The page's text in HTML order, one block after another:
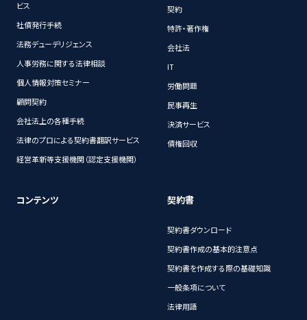
ビス
社債発行手続
法務デューデリジェンス
人事労務に関する法律相談
個人情報対策セミナー
顧問契約
会社法上の各種手続
法律のプロによる契約書翻訳サービス
経営革新等支援機関（認定支援機関）
契約
特許・著作権
会社法
IT
労働問題
民事再生
決済サービス
債権回収
コンテンツ 契約書
契約書ダウンロード
契約書作成の基本的注意点
契約書を作成する際の基礎知識
一般条項について
法律用語